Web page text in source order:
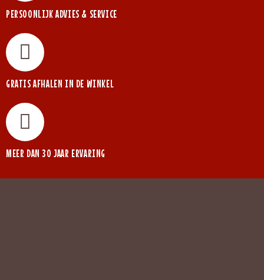
PERSOONLIJK ADVIES & SERVICE
GRATIS AFHALEN IN DE WINKEL
MEER DAN 30 JAAR ERVARING